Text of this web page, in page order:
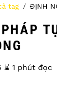
tag ĐỊNH
⌛️ 1 phút đọc